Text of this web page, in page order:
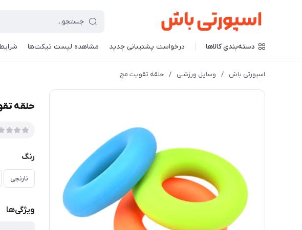
دسته‌بندی کالاها درخواست پشتیبانی جدید مشاهده لیست تیکت‌ها شرایط
اسپورتی باش / وسایل ورزشـی / حلقه تقویت مچ
حلقه
رنگ
نارنجی
ویژگی‌ها